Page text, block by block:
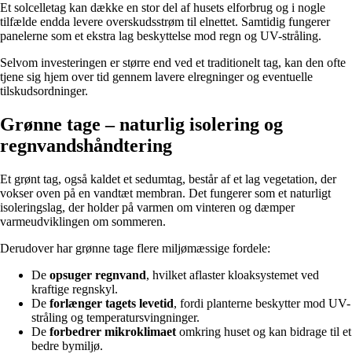
Et solcelletag kan dække en stor del af husets elforbrug og i nogle
tilfælde endda levere overskudsstrøm til elnettet. Samtidig fungerer
panelerne som et ekstra lag beskyttelse mod regn og UV-stråling.
Selvom investeringen er større end ved et traditionelt tag, kan den ofte
tjene sig hjem over tid gennem lavere elregninger og eventuelle
tilskudsordninger.
Grønne tage – naturlig isolering og
regnvandshåndtering
Et grønt tag, også kaldet et sedumtag, består af et lag vegetation, der
vokser oven på en vandtæt membran. Det fungerer som et naturligt
isoleringslag, der holder på varmen om vinteren og dæmper
varmeudviklingen om sommeren.
Derudover har grønne tage flere miljømæssige fordele:
De opsuger regnvand, hvilket aflaster kloaksystemet ved
kraftige regnskyl.
De forlænger tagets levetid, fordi planterne beskytter mod UV-
stråling og temperatursvingninger.
De forbedrer mikroklimaet omkring huset og kan bidrage til et
bedre bymiljø.